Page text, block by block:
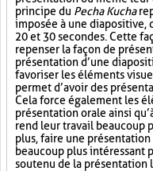
principe du Pecha Kucha
imposée à une diapositive,
20 et 30 secondes. Cette
repenser la façon de
présentation d’une
favoriser les éléments
permet d’avoir des
Cela force également les
présentation orale ainsi
rend leur travail beaucoup
plus, faire une
beaucoup plus intéressant
soutenu de la présentation